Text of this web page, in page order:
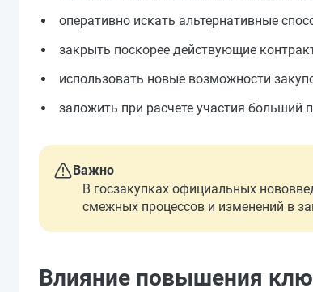
оперативно искать альтернативные
закрыть поскорее действующие
использовать новые возможности
заложить при расчете участия больший
Важно
В госзакупках официальных
смежных процессов и изменений в
Влияние повышения